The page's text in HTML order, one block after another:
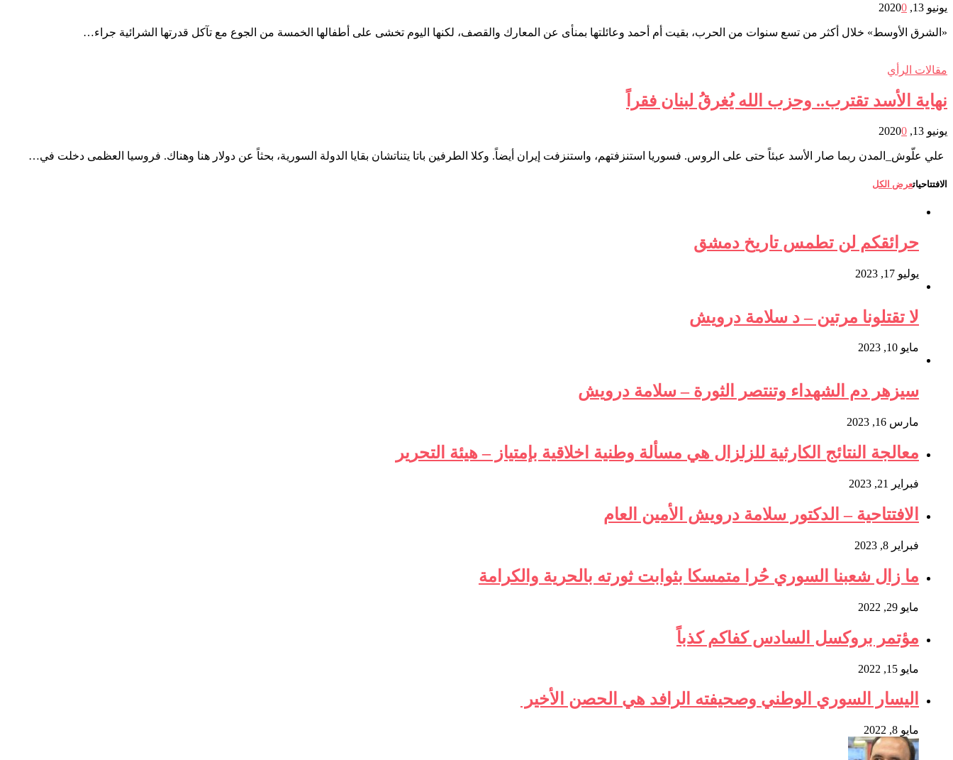
يونيو 13, 2020 0
«الشرق الأوسط» خلال أكثر من تسع سنوات من الحرب، بقيت أم أحمد وعائلتها بمنأى عن المعارك والقصف، لكنها اليوم تخشى على أطفالها الخمسة من الجوع مع تآكل قدرتها الشرائية جراء…
مقالات الرأي
نهاية الأسد تقترب.. وحزب الله يُغرقُ لبنان فقراً
يونيو 13, 2020 0
علي علّوش_المدن ربما صار الأسد عبئاً حتى على الروس. فسوريا استنزفتهم، واستنزفت إيران أيضاً. وكلا الطرفين باتا يتناتشان بقايا الدولة السورية، بحثاً عن دولار هنا وهناك. فروسيا العظمى دخلت في…
الافتتاحياتعرض الكل
حرائقكم لن تطمس تاريخ دمشق
يوليو 17, 2023
لا تقتلونا مرتين – د سلامة درويش
مايو 10, 2023
سيزهر دم الشهداء وتنتصر الثورة – سلامة درويش
مارس 16, 2023
معالجة النتائج الكارثية للزلزال هي مسألة وطنية اخلاقية بإمتياز – هيئة التحرير
فبراير 21, 2023
الافتتاحية – الدكتور سلامة درويش الأمين العام
فبراير 8, 2023
ما زال شعبنا السوري حُرا متمسكا بثوابت ثورته بالحرية والكرامة
مايو 29, 2022
مؤتمر بروكسل السادس كفاكم كذباً
مايو 15, 2022
اليسار السوري الوطني وصحيفته الرافد هي الحصن الأخير
مايو 8, 2022